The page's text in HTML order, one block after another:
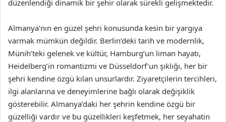
düzenlendiği dinamik bir şehir olarak sürekli gelişmektedir.
Almanya’nın en güzel şehri konusunda kesin bir yargıya
varmak mümkün değildir. Berlin’deki tarih ve modernlik,
Münih’teki gelenek ve kültür, Hamburg’un liman hayatı,
Heidelberg’in romantizmi ve Düsseldorf’un şıklığı, her bir
şehri kendine özgü kılan unsurlardır. Ziyaretçilerin tercihleri,
ilgi alanlarına ve deneyimlerine bağlı olarak değişiklik
gösterebilir. Almanya’daki her şehrin kendine özgü bir
güzelliği vardır ve bu güzellikleri keşfetmek, her seyahatin